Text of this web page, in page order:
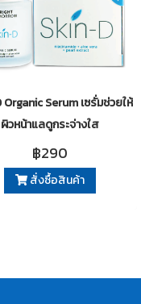
Organic Serum เซรั่มช่วยให้
ผิวหน้าแลดูกระจ่างใส
฿290
สั่งซื้อสินค้า